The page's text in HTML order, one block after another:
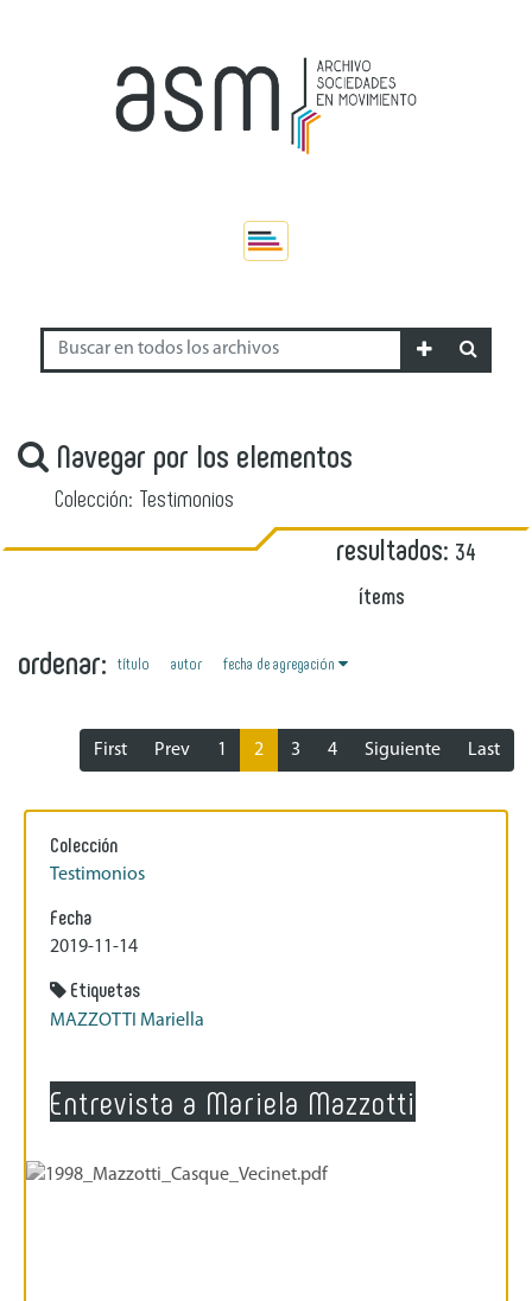
Navegar por los elementos
Colección: Testimonios
resultados: 34
ítems
ordenar: título autor fecha de agregación
First Prev 1 2 3 4 Siguiente Last
Colección
Testimonios
Fecha
2019-11-14
Etiquetas
MAZZOTTI Mariella
Entrevista a Mariela Mazzotti